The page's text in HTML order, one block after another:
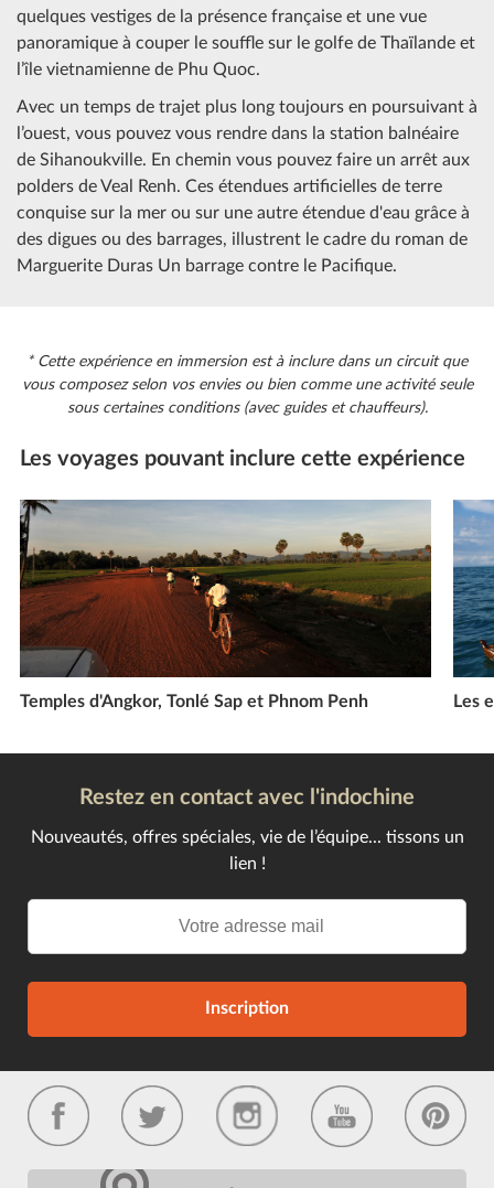
quelques vestiges de la présence française et une vue
panoramique à couper le souffle sur le golfe de Thaïlande et
l’île vietnamienne de Phu Quoc.
Avec un temps de trajet plus long toujours en poursuivant à
l’ouest, vous pouvez vous rendre dans la station balnéaire
de Sihanoukville. En chemin vous pouvez faire un arrêt aux
polders de Veal Renh. Ces étendues artificielles de terre
conquise sur la mer ou sur une autre étendue d'eau grâce à
des digues ou des barrages, illustrent le cadre du roman de
Marguerite Duras Un barrage contre le Pacifique.
* Cette expérience en immersion est à inclure dans un circuit que
vous composez selon vos envies ou bien comme une activité seule
sous certaines conditions (avec guides et chauffeurs).
Les voyages pouvant inclure cette expérience
Temples d'Angkor, Tonlé Sap et Phnom Penh Les
Restez en contact avec l'indochine
Nouveautés, offres spéciales, vie de l’équipe... tissons un
lien !
Inscription